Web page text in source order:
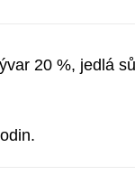
20 %, jedlá